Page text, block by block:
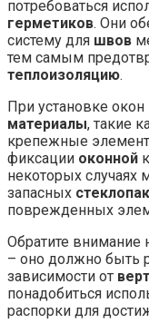
потребоваться
герметиков. Они
систему для швов
тем самым
теплоизоляцию.
При установке
материалы, такие
крепежные
фиксации оконной
некоторых случаях
запасных
поврежденных
Обратите внимание
– оно должно быть
зависимости от
понадобиться
распорки для